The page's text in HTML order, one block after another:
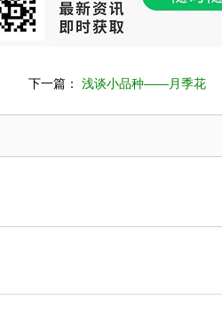
下一篇： 浅谈小品种——月季花